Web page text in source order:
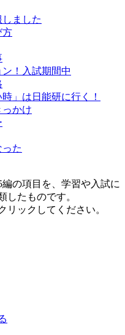
ました
方
！入試期間中
」は日能研に行く！
かけ
た
編の項目を、学習や入試に
したものです。
リックしてください。